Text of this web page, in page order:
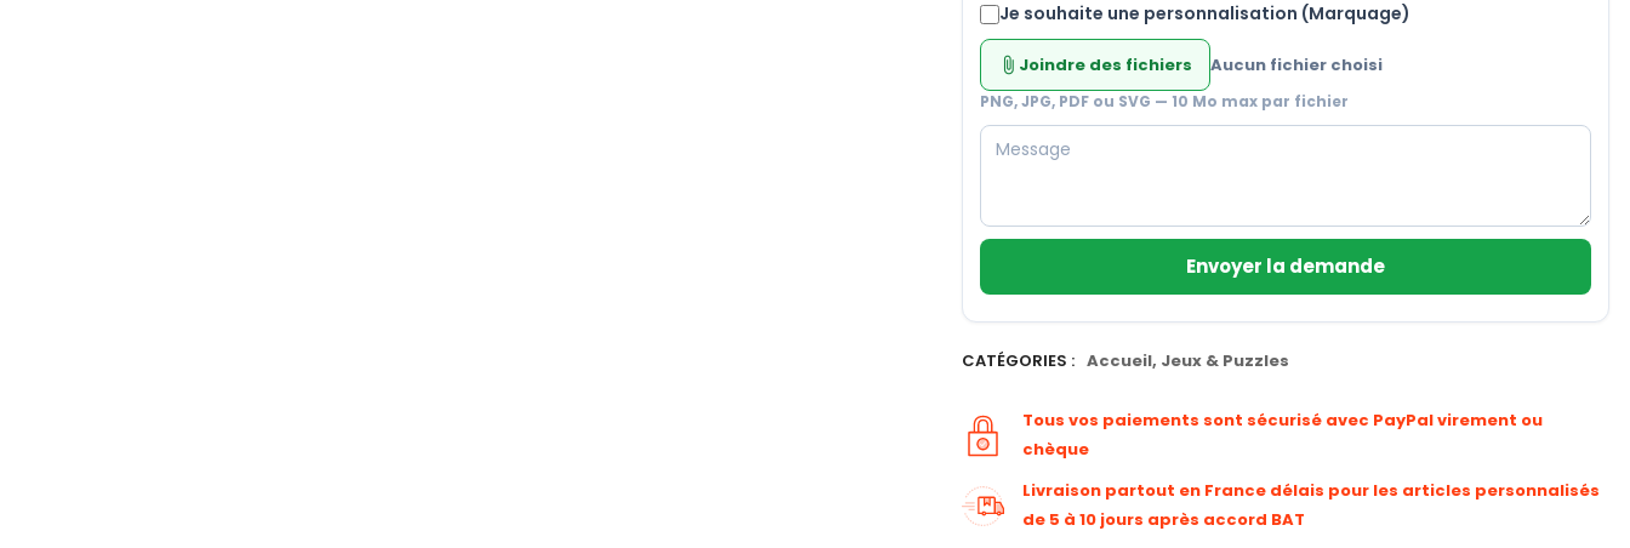
Je souhaite une personnalisation (Marquage)
attach_file Joindre des fichiers Aucun fichier choisi
PNG, JPG, PDF ou SVG — 10 Mo max par fichier
Envoyer la demande
CATÉGORIES : Accueil, Jeux & Puzzles
Tous vos paiements sont sécurisé avec PayPal virement ou
chèque
Livraison partout en France délais pour les articles personnalisés
de 5 à 10 jours après accord BAT